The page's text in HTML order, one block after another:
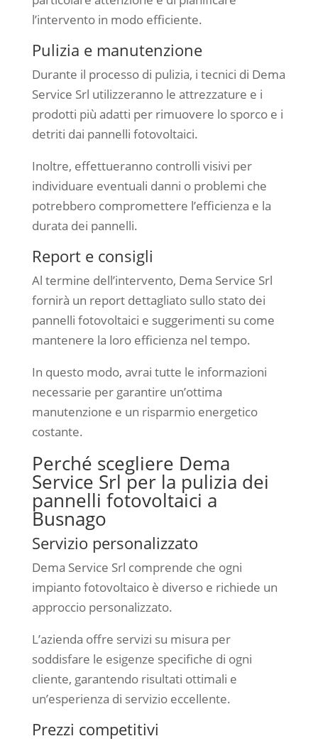
l’intervento in modo efficiente.
Pulizia e manutenzione
Durante il processo di pulizia, i tecnici di Dema
Service Srl utilizzeranno le attrezzature e i
prodotti più adatti per rimuovere lo sporco e i
detriti dai pannelli fotovoltaici.
Inoltre, effettueranno controlli visivi per
individuare eventuali danni o problemi che
potrebbero compromettere l’efficienza e la
durata dei pannelli.
Report e consigli
Al termine dell’intervento, Dema Service Srl
fornirà un report dettagliato sullo stato dei
pannelli fotovoltaici e suggerimenti su come
mantenere la loro efficienza nel tempo.
In questo modo, avrai tutte le informazioni
necessarie per garantire un’ottima
manutenzione e un risparmio energetico
costante.
Perché scegliere Dema
Service Srl per la pulizia dei
pannelli fotovoltaici a
Busnago
Servizio personalizzato
Dema Service Srl comprende che ogni
impianto fotovoltaico è diverso e richiede un
approccio personalizzato.
L’azienda offre servizi su misura per
soddisfare le esigenze specifiche di ogni
cliente, garantendo risultati ottimali e
un’esperienza di servizio eccellente.
Prezzi competitivi